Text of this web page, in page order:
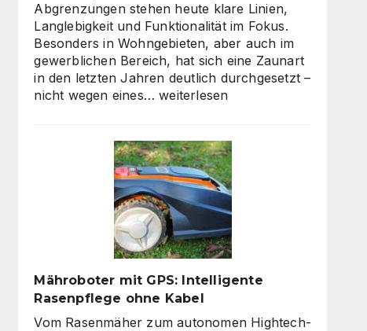
Abgrenzungen stehen heute klare Linien,
Langlebigkeit und Funktionalität im Fokus.
Besonders in Wohngebieten, aber auch im
gewerblichen Bereich, hat sich eine Zaunart
in den letzten Jahren deutlich durchgesetzt –
nicht wegen eines…Moderne
klare
Linien
wieder
gefragt
sind
weiterlesen
Mähroboter mit GPS: Intelligente
Rasenpflege ohne Kabel
Vom Rasenmäher zum autonomen Hightech-